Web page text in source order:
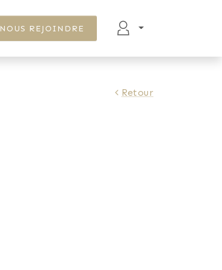
NOUS REJOINDRE
Retour